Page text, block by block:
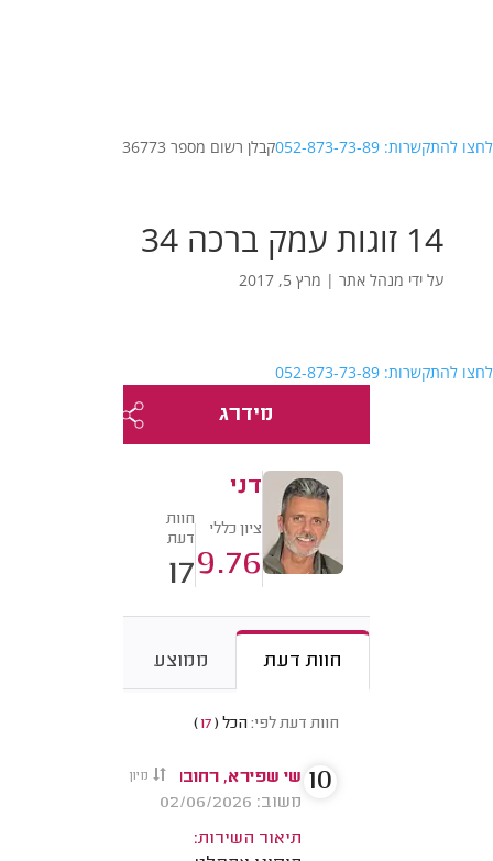
לחצו להתקשרות: 052-873-73-89 קבלן רשום מספר 36773
14 זוגות עמק ברכה 34
על ידי מנהל אתר| מרץ 5, 2017
לחצו להתקשרות: 052-873-73-89